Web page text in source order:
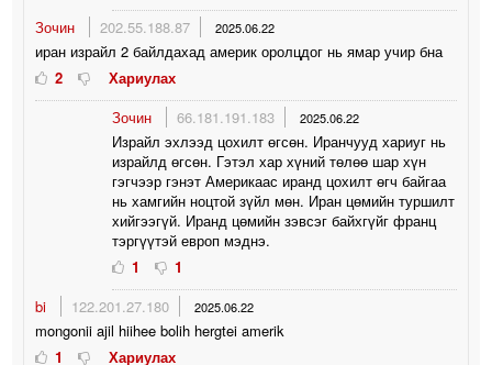
Зочин
202.55.188.87 2025.06.22
иран израйл 2 байлдахад америк оролцдог нь ямар учир бна
2
Хариулах
Зочин
66.181.191.183 2025.06.22
Израйл эхлээд цохилт өгсөн. Иранчууд хариуг нь
израйлд өгсөн. Гэтэл хар хүний төлөө шар хүн
гэгчээр гэнэт Америкаас иранд цохилт өгч байгаа
нь хамгийн ноцтой зүйл мөн. Иран цөмийн туршилт
хийгээгүй. Иранд цөмийн зэвсэг байхгүйг франц
тэргүүтэй европ мэднэ.
1
1
bi
122.201.27.180 2025.06.22
mongonii ajil hiihee bolih hergtei amerik
1
Хариулах